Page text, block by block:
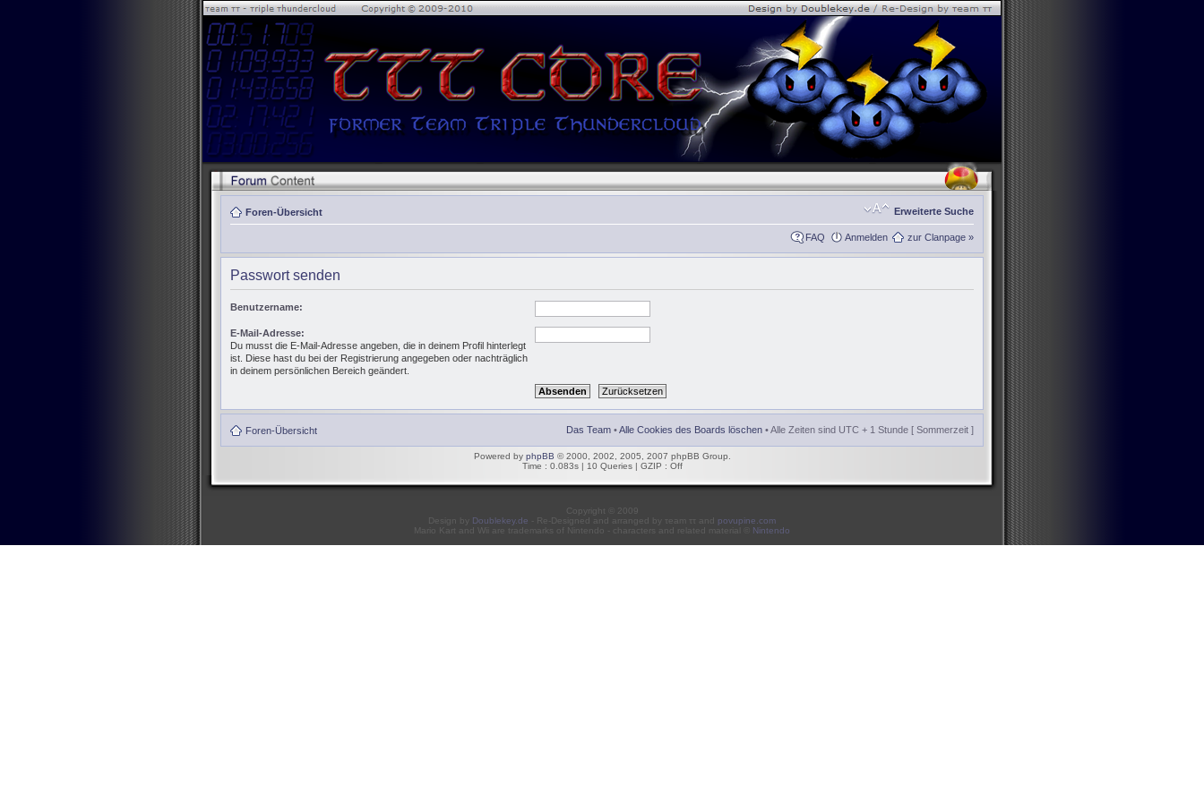
Foren-Übersicht Erweiterte Suche
FAQ Anmelden zur Clanpage »
Passwort senden
Benutzername:
E-Mail-Adresse:
Du musst die E-Mail-Adresse angeben, die in deinem Profil hinterlegt
ist. Diese hast du bei der Registrierung angegeben oder nachträglich
in deinem persönlichen Bereich geändert.
Foren-Übersicht Das Team •Alle Cookies des Boards löschen • Alle Zeiten sind UTC + 1 Stunde [ Sommerzeit ]
Powered by phpBB © 2000, 2002, 2005, 2007 phpBB Group.
Time : 0.083s | 10 Queries | GZIP : Off
Copyright © 2009
Design by Doublekey.de - Re-Designed and arranged by τeam ττ and povupine.com
Mario Kart and Wii are trademarks of Nintendo - characters and related material © Nintendo